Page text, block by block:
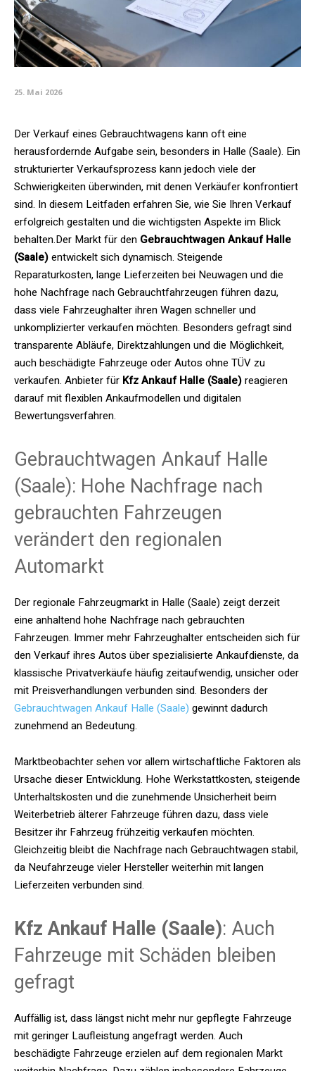
25. Mai 2026
Der Verkauf eines Gebrauchtwagens kann oft eine
herausfordernde Aufgabe sein, besonders in Halle (Saale). Ein
strukturierter Verkaufsprozess kann jedoch viele der
Schwierigkeiten überwinden, mit denen Verkäufer konfrontiert
sind. In diesem Leitfaden erfahren Sie, wie Sie Ihren Verkauf
erfolgreich gestalten und die wichtigsten Aspekte im Blick
behalten.Der Markt für den Gebrauchtwagen Ankauf Halle
(Saale)entwickelt sich dynamisch. Steigende
Reparaturkosten, lange Lieferzeiten bei Neuwagen und die
hohe Nachfrage nach Gebrauchtfahrzeugen führen dazu,
dass viele Fahrzeughalter ihren Wagen schneller und
unkomplizierter verkaufen möchten. Besonders gefragt sind
transparente Abläufe, Direktzahlungen und die Möglichkeit,
auch beschädigte Fahrzeuge oder Autos ohne TÜV zu
verkaufen. Anbieter für Kfz Ankauf Halle (Saale)reagieren
darauf mit flexiblen Ankaufmodellen und digitalen
Bewertungsverfahren.
Gebrauchtwagen Ankauf Halle
(Saale): Hohe Nachfrage nach
gebrauchten Fahrzeugen
verändert den regionalen
Automarkt
Der regionale Fahrzeugmarkt in Halle (Saale) zeigt derzeit
eine anhaltend hohe Nachfrage nach gebrauchten
Fahrzeugen. Immer mehr Fahrzeughalter entscheiden sich für
den Verkauf ihres Autos über spezialisierte Ankaufdienste, da
klassische Privatverkäufe häufig zeitaufwendig, unsicher oder
mit Preisverhandlungen verbunden sind. Besonders der
Gebrauchtwagen Ankauf Halle (Saale) gewinnt dadurch
zunehmend an Bedeutung.
Marktbeobachter sehen vor allem wirtschaftliche Faktoren als
Ursache dieser Entwicklung. Hohe Werkstattkosten, steigende
Unterhaltskosten und die zunehmende Unsicherheit beim
Weiterbetrieb älterer Fahrzeuge führen dazu, dass viele
Besitzer ihr Fahrzeug frühzeitig verkaufen möchten.
Gleichzeitig bleibt die Nachfrage nach Gebrauchtwagen stabil,
da Neufahrzeuge vieler Hersteller weiterhin mit langen
Lieferzeiten verbunden sind.
Kfz Ankauf Halle (Saale): Auch
Fahrzeuge mit Schäden bleiben
gefragt
Auffällig ist, dass längst nicht mehr nur gepflegte Fahrzeuge
mit geringer Laufleistung angefragt werden. Auch
beschädigte Fahrzeuge erzielen auf dem regionalen Markt